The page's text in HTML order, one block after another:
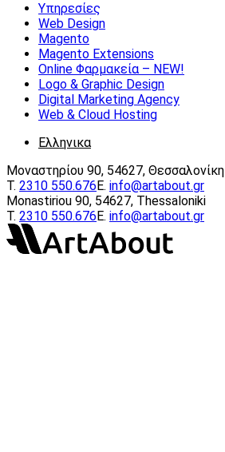
Υπηρεσίες
Web Design
Magento
Magento Extensions
Online Φαρμακεία – ΝEW!
Logo & Graphic Design
Digital Marketing Agency
Web & Cloud Hosting
Ελληνικα
Μοναστηρίου 90, 54627, Θεσσαλονίκη
Τ. 2310 550.676E. info@artabout.gr
Monastiriou 90, 54627, Thessaloniki
Τ. 2310 550.676E. info@artabout.gr